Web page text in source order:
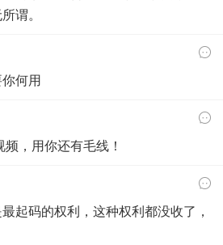
谓。
何用
，用你还有毛线！
起码的权利，这种权利都没收了，